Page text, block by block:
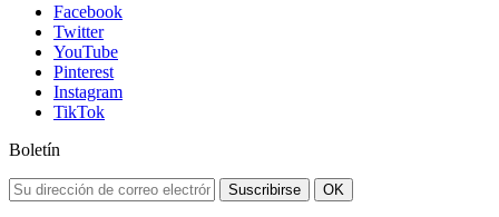
Facebook
Twitter
YouTube
Pinterest
Instagram
TikTok
Boletín
Suscribirse OK